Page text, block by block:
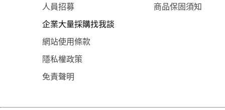
人員招募 商品保固須知
企業大量採購找我談
網站使用條款
隱私權政策
免責聲明